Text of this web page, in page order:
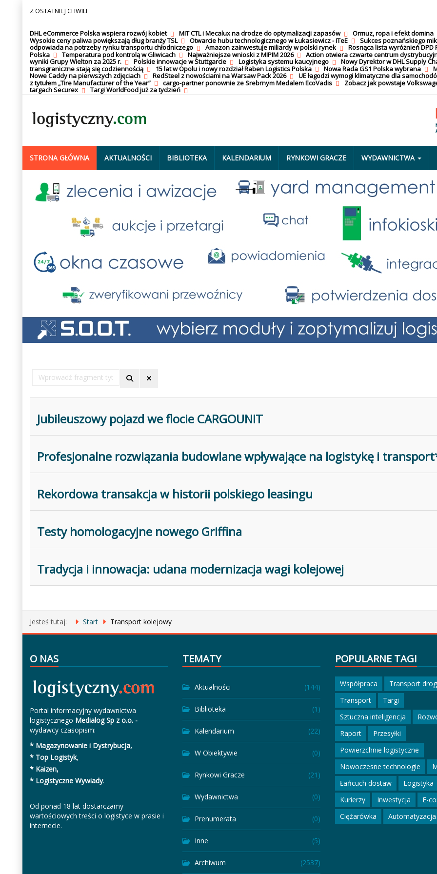
Z OSTATNIEJ CHWILI
DHL eCommerce Polska wspiera rozwój kobiet MIT CTL i Mecalux na drodze do optymalizacji zapasów
Ormuz, ropa i efekt domina
Wysokie ceny paliwa powiększają dług branży TSL
Otwarcie hubu technologicznego w Łukasiewicz - ITeE
Sukces poznańskiego
odpowiada na potrzeby rynku transportu chłodniczego
Amazon zainwestuje miliardy w polski rynek
Rosnąca lista wyróżnień DPD
Polska
Temperatura pod kontrolą w Gliwicach Najważniejsze wnioski z MIPIM 2026
Action otwiera czwarte centrum
wyniki Grupy Wielton za 2025 r.
Polskie innowacje w Stuttgarcie Logistyka systemu kaucyjnego
Nowy Dyrektor w DHL Supply
transgraniczne stają się codziennością
15 lat w Opolu i nowy rozdział Raben Logistics Polska Nowa Rada GS1 Polska wybrana
Nowe Caddy na pierwszych zdjęciach
RedSteel z nowościami na Warsaw Pack 2026
UE łagodzi wymogi klimatyczne dla
z tytułem „Tire Manufacturer of the Year”
cargo-partner ponownie ze Srebrnym Medalem EcoVadis
Zobacz jak powstaje
targach Securex
Targi WorldFood już za tydzień
STRONA GŁÓWNA AKTUALNOŚCI BIBLIOTEKA KALENDARIUM RYNKOWI GRACZE WYDAWNICTWA
Wprowadź
fragment
Jubileuszowy pojazd we flocie CARGOUNIT
Profesjonalne rozwiązania budowlane wpływające na logistykę i
Rekordowa transakcja w historii polskiego leasingu
Testy homologacyjne nowego Griffina
Tradycja i innowacja: udana modernizacja wagi kolejowej
Jesteś tutaj: Start Transport kolejowy
O NAS
Portal informacyjny wydawnictwa
logistycznego Medialog Sp z o.o. -
wydawcy czasopism:
* Magazynowanie i Dystrybucja,
* Top Logistyk,
* Kaizen,
* Logistyczne Wywiady.
Od ponad 18 lat dostarczamy
wartościowych treści o logistyce w prasie i
internecie.
TEMATY
Aktualności (144)
Biblioteka (1)
Kalendarium (22)
W Obiektywie (0)
Rynkowi Gracze (21)
Wydawnictwa (0)
Prenumerata (0)
Inne (5)
Archiwum (2537)
POPULARNE TAGI
Współpraca
Transport
Transport
Targi
Sztuczna inteligencja
Raport
Przesyłki
Powierzchnie logistyczne
Nowoczesne technologie
Łańcuch dostaw
Logistyka
Kurierzy
Inwestycja
E-
Ciężarówka
Automatyzacja